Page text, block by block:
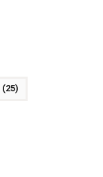
(25)